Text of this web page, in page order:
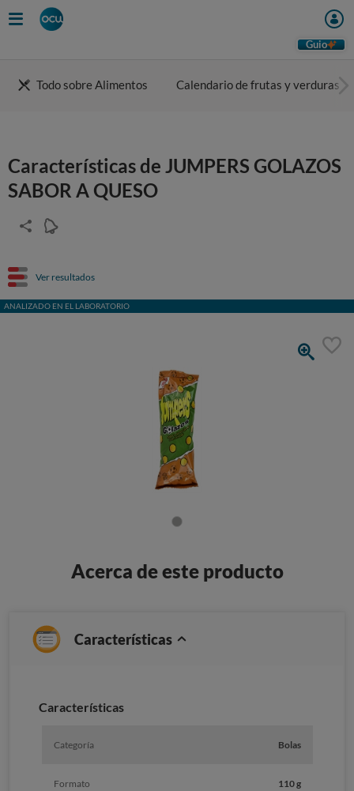
Guio
Todo sobre Alimentos Calendario de frutas y verduras
Características de JUMPERS GOLAZOS
SABOR A QUESO
Ver resultados
ANALIZADO EN EL LABORATORIO
Acerca de este producto
Características
Características
Categoría Bolas
Formato 110 g